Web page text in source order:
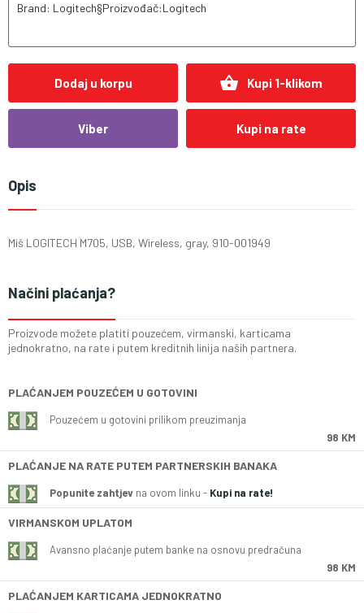
Brand: Logitech§Proizvođač:Logitech
Dodaj u korpu shopping_basket Kupi 1-klikom
Viber Kupi na rate
Opis
Miš LOGITECH M705, USB, Wireless, gray, 910-001949
Načini plaćanja?
Proizvode možete platiti pouzećem, virmanski, karticama
jednokratno, na rate i putem kreditnih linija naših partnera.
PLAĆANJEM POUZEĆEM U GOTOVINI
Pouzećem u gotovini prilikom preuzimanja
98 KM
PLAĆANJE NA RATE PUTEM PARTNERSKIH BANAKA
Popunite zahtjev na ovom linku - Kupi na rate!
VIRMANSKOM UPLATOM
Avansno plaćanje putem banke na osnovu predračuna
98 KM
PLAĆANJEM KARTICAMA JEDNOKRATNO